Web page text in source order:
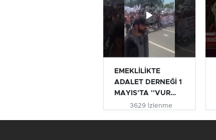
EMEKLİLİKTE
ADALET DERNEĞİ 1
MAYIS'TA ''VUR
VUR İNLESİN VE...
3629 İzlenme